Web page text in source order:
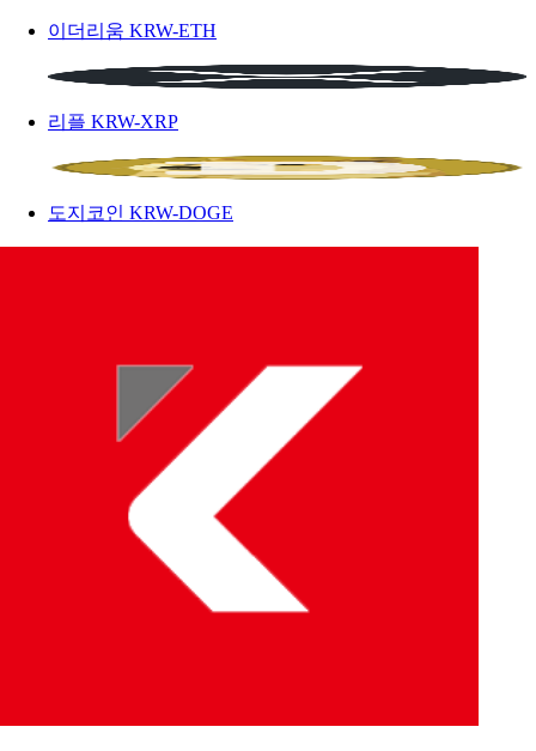
이더리움 KRW-ETH
리플 KRW-XRP
도지코인 KRW-DOGE